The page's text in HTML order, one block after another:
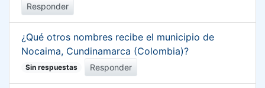
Responder
¿Qué otros nombres recibe el municipio de
Nocaima, Cundinamarca (Colombia)?
Sin respuestas Responder